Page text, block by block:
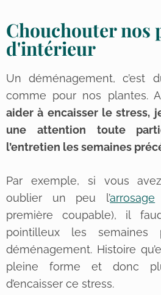
Chouchouter nos
d'intérieur
Un déménagement, c’est
comme pour nos plantes.
aider à encaisser le stress,
une attention toute
l’entretien les semaines
Par exemple, si vous
oublier un peu l’arrosage
première coupable), il
pointilleux les semaines
déménagement. Histoire
pleine forme et donc
d’encaisser ce stress.